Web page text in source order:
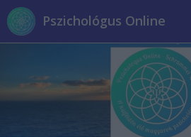
Pszichológus Online